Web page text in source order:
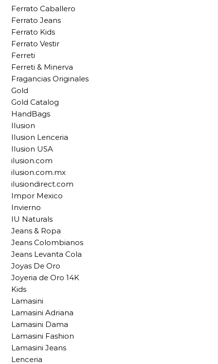
Ferrato Caballero
Ferrato Jeans
Ferrato Kids
Ferrato Vestir
Ferreti
Ferreti & Minerva
Fragancias Originales
Gold
Gold Catalog
HandBags
Ilusion
Ilusion Lenceria
Ilusion USA
ilusion.com
ilusion.com.mx
ilusiondirect.com
Impor Mexico
Invierno
IU Naturals
Jeans & Ropa
Jeans Colombianos
Jeans Levanta Cola
Joyas De Oro
Joyeria de Oro 14K
Kids
Lamasini
Lamasini Adriana
Lamasini Dama
Lamasini Fashion
Lamasini Jeans
Lenceria